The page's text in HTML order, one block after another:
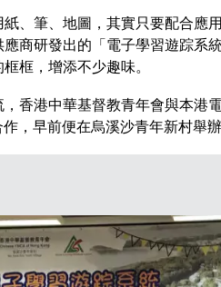
、筆、地圖，其實只要配合應
商研發出的「電子學習遊踪系
框，增添不少趣味。
香港中華基督教青年會與本港
，早前便在烏溪沙青年新村舉